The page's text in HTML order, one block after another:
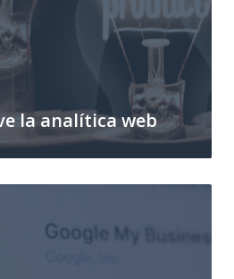
la analítica web